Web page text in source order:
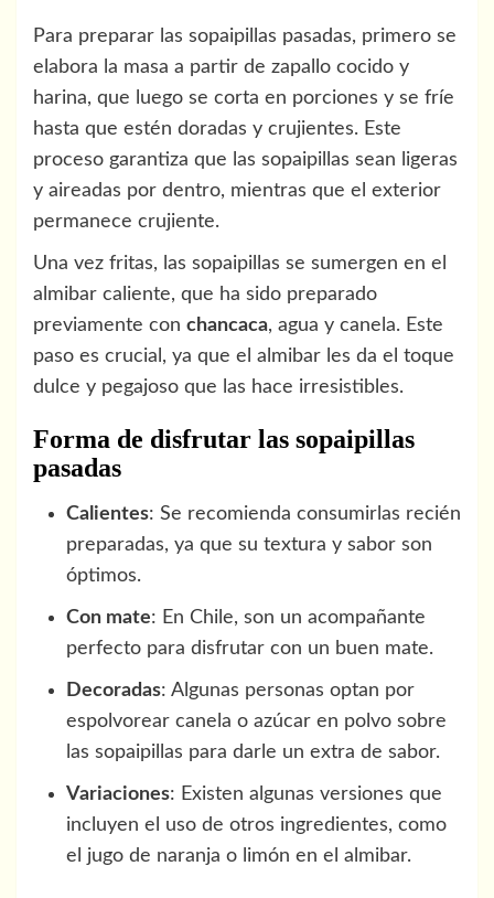
Para preparar las sopaipillas pasadas, primero se
elabora la masa a partir de zapallo cocido y
harina, que luego se corta en porciones y se fríe
hasta que estén doradas y crujientes. Este
proceso garantiza que las sopaipillas sean ligeras
y aireadas por dentro, mientras que el exterior
permanece crujiente.
Una vez fritas, las sopaipillas se sumergen en el
almibar caliente, que ha sido preparado
previamente con chancaca, agua y canela. Este
paso es crucial, ya que el almibar les da el toque
dulce y pegajoso que las hace irresistibles.
Forma de disfrutar las sopaipillas
pasadas
Calientes: Se recomienda consumirlas recién
preparadas, ya que su textura y sabor son
óptimos.
Con mate: En Chile, son un acompañante
perfecto para disfrutar con un buen mate.
Decoradas: Algunas personas optan por
espolvorear canela o azúcar en polvo sobre
las sopaipillas para darle un extra de sabor.
Variaciones: Existen algunas versiones que
incluyen el uso de otros ingredientes, como
el jugo de naranja o limón en el almibar.